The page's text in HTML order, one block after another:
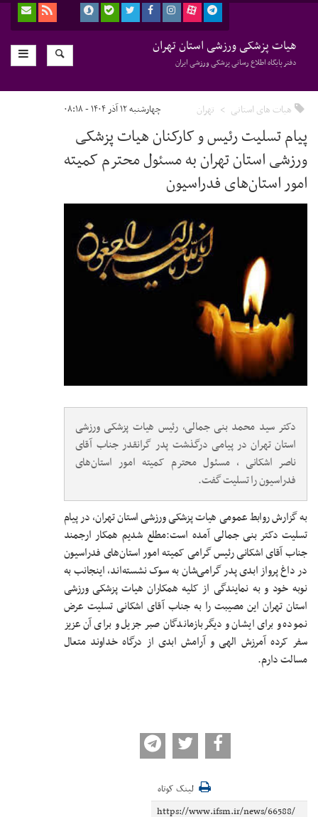
هیات پزشکی ورزشی استان تهران
دفتر پایگاه اطلاع رسانی پزشکی ورزشی ایران
هیات های استانی تهران چهارشنبه ۱۲ آذر ۱۴۰۴ - ۰۸:۱۸
پیام تسلیت رئیس و کارکنان هیات پزشکی
ورزشی استان تهران به مسئول محترم کمیته
امور استان‌های فدراسیون
دکتر سید محمد بنی جمالی، رئیس هیات پزشکی ورزشی
استان تهران در پیامی درگذشت پدر گرانقدر جناب آقای
ناصر اشکانی ، مسئول محترم کمیته امور استان‌های
فدراسیون را تسلیت گفت.
به گزارش روابط عمومی هیات پزشکی ورزشی استان تهران، در پیام
تسلیت دکتر بنی جمالی آمده است:مطلع شدیم همکار ارجمند
جناب آقای اشکانی رئیس گرامی کمیته امور استان‌های فدراسیون
در داغ پرواز ابدی پدر گرامی‌شان به سوک نشسته‌اند، اینجانب به
نوبه خود و به نمایندگی از کلیه همکاران هیات پزشکی ورزشی
استان تهران این مصیبت را به جناب آقای اشکانی تسلیت عرض
نموده و برای ایشان و دیگر بازماندگان صبر جزیل و برای آن عزیز
سفر کرده آمرزش الهی و آرامش ابدی از درگاه خداوند متعال
مسالت دارم.
لینک کوتاه